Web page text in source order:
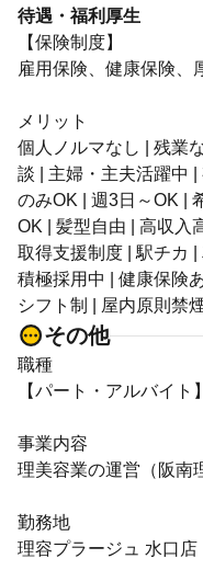
待遇・福利厚生
【保険制度】
雇用保険、健康保険、
メリット
個人ノルマなし | 残業
談 | 主婦・主夫活躍中 |
のみOK | 週3日～OK |
OK | 髪型自由 | 高収入
取得支援制度 | 駅チカ |
積極採用中 | 健康保険
シフト制 | 屋内原則禁
その他
職種
【パート・アルバイト
事業内容
理美容業の運営（阪南
勤務地
理容プラージュ 水口店